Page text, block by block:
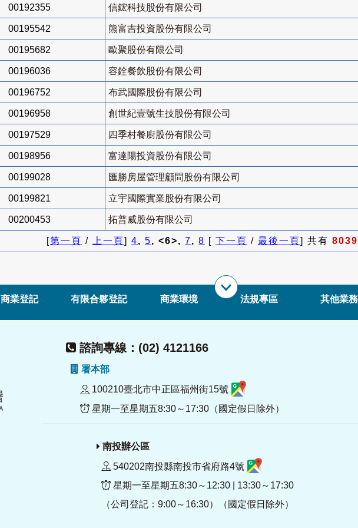
00192355 信鋐科技股份有限公司
00195542 熊富吉投資股份有限公司
00195682 歐聚股份有限公司
00196036 容銓餐飲股份有限公司
00196752 布武國際股份有限公司
00196958 創世紀壹號生技股份有限公司
00197529 四季村餐廚股份有限公司
00198956 富達陽投資股份有限公司
00199028 匯勝房屋管理顧問股份有限公司
00199821 立宇國際實業股份有限公司
00200453 拓普威股份有限公司
[第一頁 / 上一頁] 4, 5, <6>, 7, 8 [ 下一頁 / 最後一頁] 共有 8039
商業登記 有限合夥登記 商業環境 法規專區 其他業務
諮詢專線：(02) 4121166
署本部
100210臺北市中正區福州街15號
星期一至星期五8:30～17:30（國定假日除外）
南投辦公區
540202南投縣南投市省府路4號
星期一至星期五8:30～12:30 | 13:30～17:30
（公司登記：9:00～16:30）（國定假日除外）